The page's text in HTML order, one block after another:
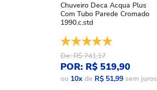
Chuveiro Deca Acqua Plus
Com Tubo Parede Cromado
1990.c.std
De: R$ 741,17
POR: R$ 519,90
ou 10x de R$ 51,99 sem juros